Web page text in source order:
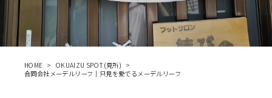
HOME
OKUAIZU SPOT(見所)
合同会社メーデルリーフ｜只見を愛でるメーデルリーフ